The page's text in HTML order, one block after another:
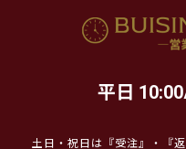
平日
土日・祝日は『受注』・『